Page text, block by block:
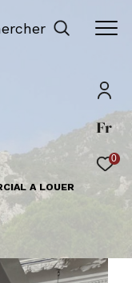
Fr
0
A LOUER